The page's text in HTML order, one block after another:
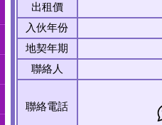
出租價
入伙年份
地契年期
聯絡人
聯絡電話